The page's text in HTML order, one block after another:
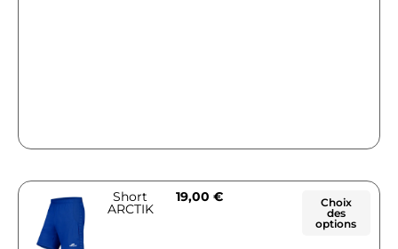
Short
ARCTIK
19,00 €
Choix
des
options